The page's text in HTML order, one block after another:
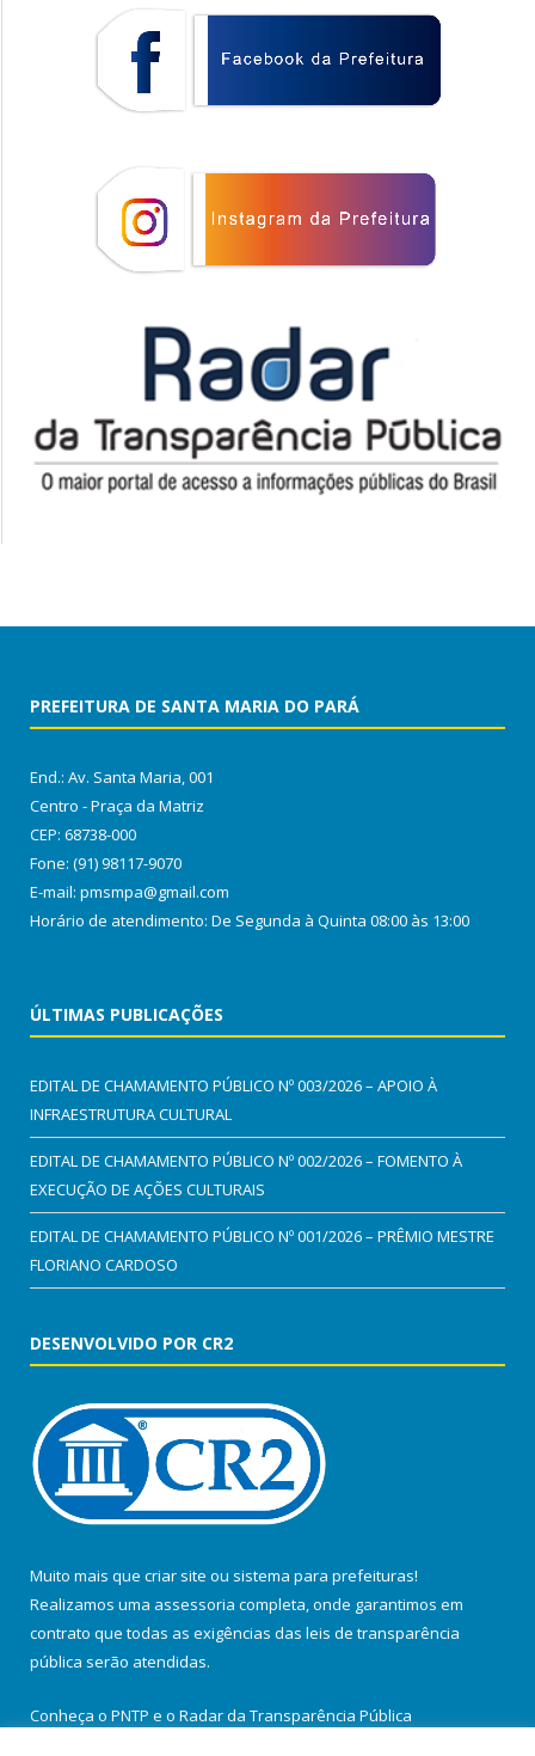
PREFEITURA DE SANTA MARIA DO PARÁ
End.: Av. Santa Maria, 001
Centro - Praça da Matriz
CEP: 68738-000
Fone: (91) 98117-9070
E-mail: pmsmpa@gmail.com
Horário de atendimento: De Segunda à Quinta 08:00 às 13:00
ÚLTIMAS PUBLICAÇÕES
EDITAL DE CHAMAMENTO PÚBLICO Nº 003/2026 – APOIO À
INFRAESTRUTURA CULTURAL
EDITAL DE CHAMAMENTO PÚBLICO Nº 002/2026 – FOMENTO À
EXECUÇÃO DE AÇÕES CULTURAIS
EDITAL DE CHAMAMENTO PÚBLICO Nº 001/2026 – PRÊMIO MESTRE
FLORIANO CARDOSO
DESENVOLVIDO POR CR2
Muito mais que criar site ou sistema para prefeituras!
Realizamos uma assessoria completa, onde garantimos em
contrato que todas as exigências das leis de transparência
pública serão atendidas.
Conheça o PNTP e o Radar da Transparência Pública